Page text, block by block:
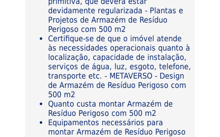
devidamente regularizada - Plantas e
Projetos de Armazém de Resíduo
Perigoso com 500 m2
Certifique-se de que o imóvel atende
às necessidades operacionais quanto à
localização, capacidade de instalação,
serviços de água, luz, esgoto, telefone,
transporte etc. - METAVERSO - Design
de Armazém de Resíduo Perigoso com
500 m2
Quanto custa montar Armazém de
Resíduo Perigoso com 500 m2
Equipamentos necessários para
montar Armazém de Resíduo Perigoso